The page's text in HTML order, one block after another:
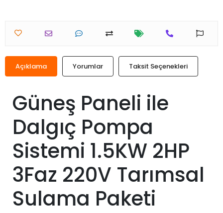
Açıklama Yorumlar Taksit Seçenekleri
Güneş Paneli ile
Dalgıç Pompa
Sistemi 1.5KW 2HP
3Faz 220V Tarımsal
Sulama Paketi